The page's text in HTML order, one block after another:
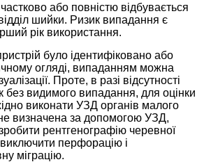
або повністю відбувається
шийки. Ризик випадання є
рік використання.
було ідентифіковано або
огляді, випаданням можна
Проте, в разі відсутності
без видимого випадання, для оцінки
виконати УЗД органів малого
визначена за допомогою УЗД,
рентгенографію черевної
перфорацію і
міграцію.